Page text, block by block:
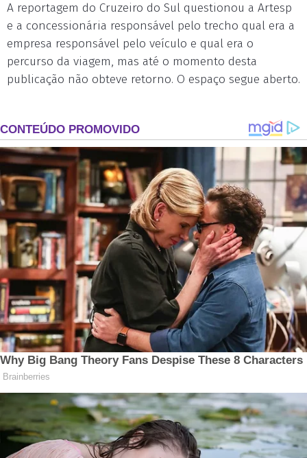
A reportagem do Cruzeiro do Sul questionou a Artesp
e a concessionária responsável pelo trecho qual era a
empresa responsável pelo veículo e qual era o
percurso da viagem, mas até o momento desta
publicação não obteve retorno. O espaço segue aberto.